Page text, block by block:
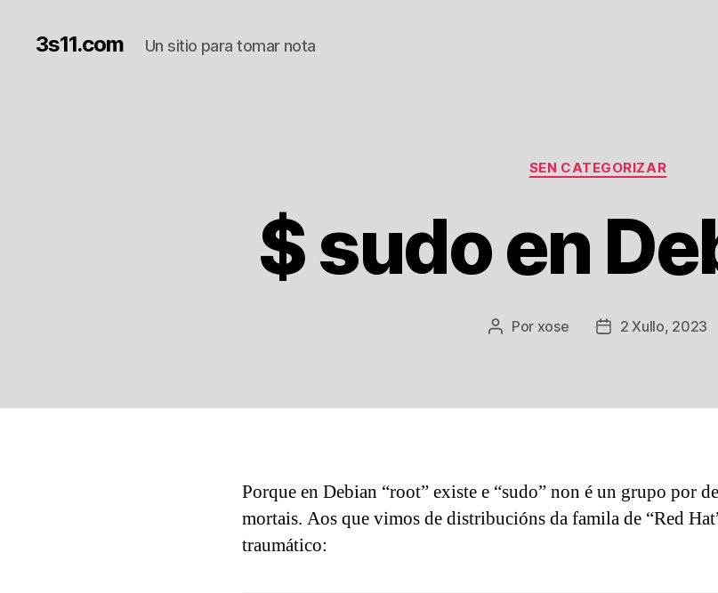
3s11.com Un sitio para tomar nota
Categorías
SEN CATEGORIZAR
$ sudo en
Autor
Por xose
Data2 Xullo, 2023
Porque en Debian “root” existe e “sudo” non é un grupo por
mortais. Aos que vimos de distribucións da famila de “Red
traumático: